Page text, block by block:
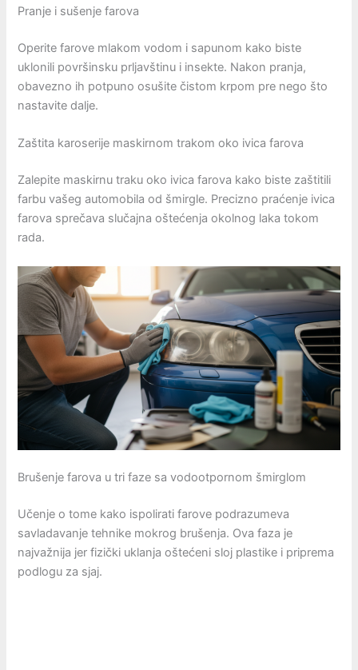
Pranje i sušenje farova
Operite farove mlakom vodom i sapunom kako biste
uklonili površinsku prljavštinu i insekte. Nakon pranja,
obavezno ih potpuno osušite čistom krpom pre nego što
nastavite dalje.
Zaštita karoserije maskirnom trakom oko ivica farova
Zalepite maskirnu traku oko ivica farova kako biste zaštitili
farbu vašeg automobila od šmirgle. Precizno praćenje ivica
farova sprečava slučajna oštećenja okolnog laka tokom
rada.
Brušenje farova u tri faze sa vodootpornom šmirglom
Učenje o tome kako ispolirati farove podrazumeva
savladavanje tehnike mokrog brušenja. Ova faza je
najvažnija jer fizički uklanja oštećeni sloj plastike i priprema
podlogu za sjaj.